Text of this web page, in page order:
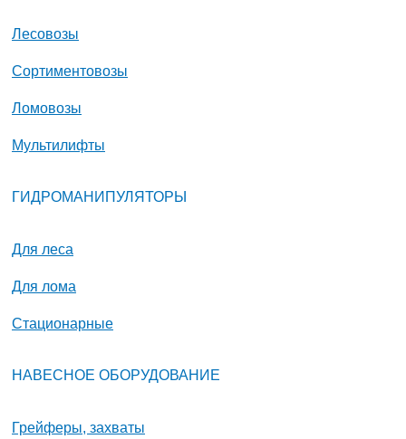
Лесовозы
Сортиментовозы
Ломовозы
Мультилифты
ГИДРОМАНИПУЛЯТОРЫ
Для леса
Для лома
Стационарные
НАВЕСНОЕ ОБОРУДОВАНИЕ
Грейферы, захваты